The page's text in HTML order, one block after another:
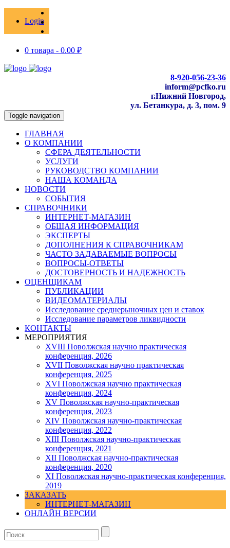
Login
0 товара - 0.00 ₽
8-920-056-23-36
inform@pcfko.ru
г.Нижний Новгород,
ул. Бетанкура, д. 3, пом. 9
Toggle navigation
ГЛАВНАЯ
О КОМПАНИИ
СФЕРА ДЕЯТЕЛЬНОСТИ
УСЛУГИ
РУКОВОДСТВО КОМПАНИИ
НАША КОМАНДА
НОВОСТИ
СОБЫТИЯ
СПРАВОЧНИКИ
ИНТЕРНЕТ-МАГАЗИН
ОБЩАЯ ИНФОРМАЦИЯ
ЭКСПЕРТЫ
ДОПОЛНЕНИЯ К СПРАВОЧНИКАМ
ЧАСТО ЗАДАВАЕМЫЕ ВОПРОСЫ
ВОПРОСЫ-ОТВЕТЫ
ДОСТОВЕРНОСТЬ И НАДЕЖНОСТЬ
ОЦЕНЩИКАМ
ПУБЛИКАЦИИ
ВИДЕОМАТЕРИАЛЫ
Исследование среднерыночных цен и ставок
Исследование параметров ликвидности
КОНТАКТЫ
МЕРОПРИЯТИЯ
XVIII Поволжская научно практическая
конференция, 2026
XVII Поволжская научно практическая
конференция, 2025
XVI Поволжская научно практическая
конференция, 2024
ХV Поволжская научно-практическая
конференция, 2023
ХIV Поволжская научно-практическая
конференция, 2022
ХIII Поволжская научно-практическая
конференция, 2021
ХII Поволжская научно-практическая
конференция, 2020
XI Поволжская научно-практическая конференция,
2019
ЗАКАЗАТЬ
ИНТЕРНЕТ-МАГАЗИН
ОНЛАЙН ВЕРСИИ